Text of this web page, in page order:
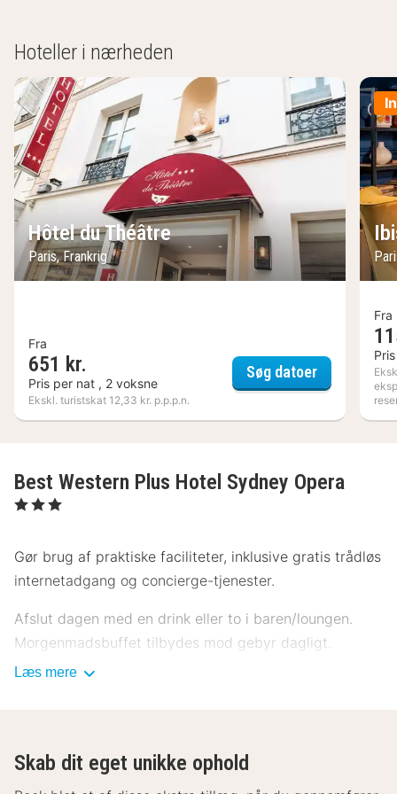
Hoteller i nærheden
Hôtel du Théâtre
Paris, Frankrig
Fra
651 kr.
Pris per nat , 2 voksne
Ekskl. turistskat 12,33 kr. p.p.p.n.
Søg datoerHôtel du
Fra
Best Western Plus Hotel Sydney Opera
, 3 Stjerner
Gør brug af praktiske faciliteter, inklusive gratis trådløs
internetadgang og concierge-tjenester.
Afslut dagen med en drink eller to i baren/loungen.
Morgenmadsbuffet tilbydes mod gebyr dagligt.
Dette overnatningssted har modtaget sin officielle
Gæsterne har blandt andet adgang til en døgnåben
Læs mere
Skab dit eget unikke ophold